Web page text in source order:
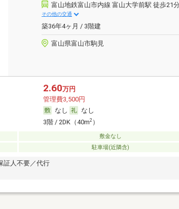
富山地鉄富山市内線 富山大学前駅 徒歩21分
その他の交通
築36年4ヶ月 / 3階建
富山県富山市駒見
2.60万円
管理費3,500円
なし
なし
3階 / 2DK（40m2 ）
敷金なし
駐車場(近隣含)
証人不要／代行